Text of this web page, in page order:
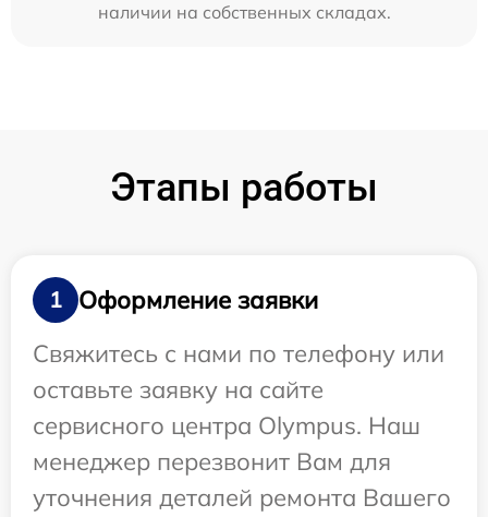
наличии на собственных складах.
Этапы работы
1
Оформление заявки
Свяжитесь с нами по телефону или
оставьте заявку на сайте
сервисного центра Olympus. Наш
менеджер перезвонит Вам для
уточнения деталей ремонта Вашего